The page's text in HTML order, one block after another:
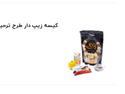
کیسه زیپ دار طرح ترحیمی -